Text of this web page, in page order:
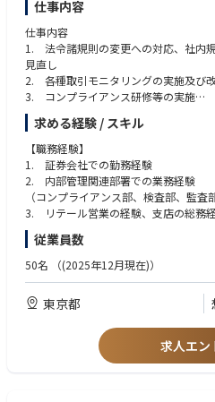
仕事内容
仕事内容
1. 法令諸規則の変更への対応、社内
見直し
2. 各種取引モニタリングの実施及び
3. コンプライアンス研修等の実施
4. 顧客からの苦情への対応、証券事故
5. 監督当局への法令違反の届出
6. 広告審査
7. マネーローンダリング防止対策に係
8. 顧客に係る個人情報に関する管理態
9. 各種法律相談への対応等
10. その他コンプライアンス業務全般
【事業内容】
当社HP：https://www.pwm.co.jp/
求める経験 / スキル
【職務経験】
1. 証券会社での勤務経験
2. 内部管理関連部署での業務経験
（コンプライアンス部、検査部、監査
3. リテール営業の経験、支店の総務
【応募資格】
1. 大学卒以上（必須）
2. 証券一種外務員資格、内部管理責
3. 金融商品取引法、個人情報保護法
関連する法令について理解のある方
4. 金融商品知識（投資信託および仕
【歓迎するスキル】
従業員数
50名 （(2025年12月現在)）
東京都
求人エン